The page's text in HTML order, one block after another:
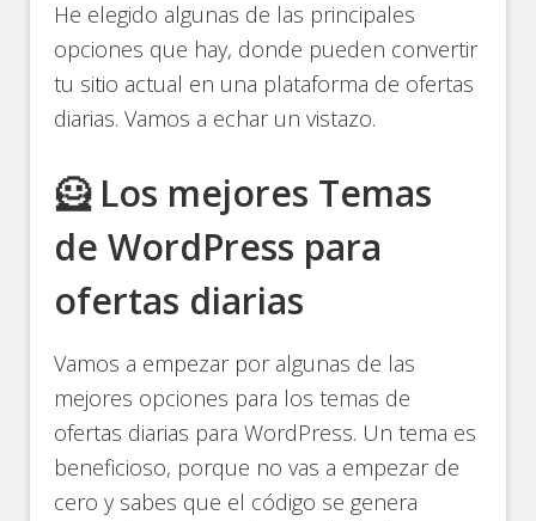
He elegido algunas de las principales
opciones que hay, donde pueden convertir
tu sitio actual en una plataforma de ofertas
diarias. Vamos a echar un vistazo.
🦸 Los mejores Temas
de WordPress para
ofertas diarias
Vamos a empezar por algunas de las
mejores opciones para los temas de
ofertas diarias para WordPress. Un tema es
beneficioso, porque no vas a empezar de
cero y sabes que el código se genera